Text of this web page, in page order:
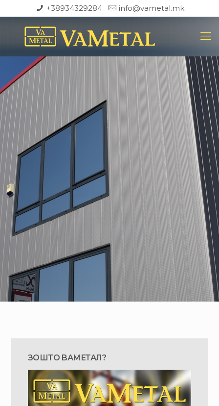
+38934329284 info@vametal.mk
ЗОШТО ВАМЕТАЛ?